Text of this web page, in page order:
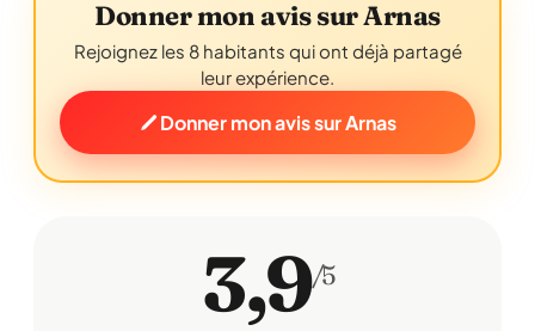
Donner mon avis sur Arnas
Rejoignez les 8 habitants qui ont déjà partagé
leur expérience.
Donner mon avis sur Arnas
3,9/5